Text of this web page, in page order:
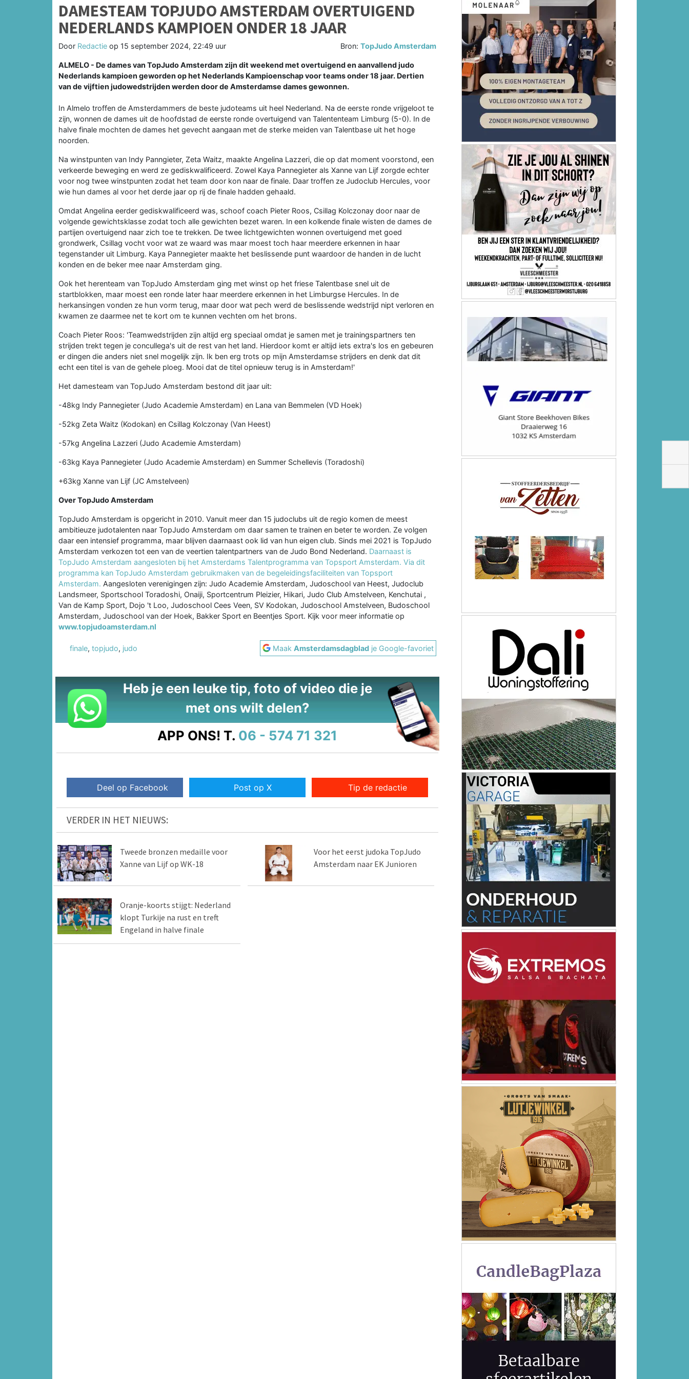
DAMESTEAM TOPJUDO AMSTERDAM OVERTUIGEND
NEDERLANDS KAMPIOEN ONDER 18 JAAR
Door Redactie op 15 september 2024, 22:49 uur Bron:TopJudo Amsterdam
ALMELO - De dames van TopJudo Amsterdam zijn dit weekend met overtuigend en aanvallend judo
Nederlands kampioen geworden op het Nederlands Kampioenschap voor teams onder 18 jaar. Dertien
van de vijftien judowedstrijden werden door de Amsterdamse dames gewonnen.
In Almelo troffen de Amsterdammers de beste judoteams uit heel Nederland. Na de eerste ronde vrijgeloot te
zijn, wonnen de dames uit de hoofdstad de eerste ronde overtuigend van Talententeam Limburg (5-0). In de
halve finale mochten de dames het gevecht aangaan met de sterke meiden van Talentbase uit het hoge
noorden.
Na winstpunten van Indy Panngieter, Zeta Waitz, maakte Angelina Lazzeri, die op dat moment voorstond, een
verkeerde beweging en werd ze gediskwalificeerd. Zowel Kaya Pannegieter als Xanne van Lijf zorgde echter
voor nog twee winstpunten zodat het team door kon naar de finale. Daar troffen ze Judoclub Hercules, voor
wie hun dames al voor het derde jaar op rij de finale hadden gehaald.
Omdat Angelina eerder gediskwalificeerd was, schoof coach Pieter Roos, Csillag Kolczonay door naar de
volgende gewichtsklasse zodat toch alle gewichten bezet waren. In een kolkende finale wisten de dames de
partijen overtuigend naar zich toe te trekken. De twee lichtgewichten wonnen overtuigend met goed
grondwerk, Csillag vocht voor wat ze waard was maar moest toch haar meerdere erkennen in haar
tegenstander uit Limburg. Kaya Pannegieter maakte het beslissende punt waardoor de handen in de lucht
konden en de beker mee naar Amsterdam ging.
Ook het herenteam van TopJudo Amsterdam ging met winst op het friese Talentbase snel uit de
startblokken, maar moest een ronde later haar meerdere erkennen in het Limburgse Hercules. In de
herkansingen vonden ze hun vorm terug, maar door wat pech werd de beslissende wedstrijd nipt verloren en
kwamen ze daarmee net te kort om te kunnen vechten om het brons.
Coach Pieter Roos: 'Teamwedstrijden zijn altijd erg speciaal omdat je samen met je trainingspartners ten
strijden trekt tegen je concullega's uit de rest van het land. Hierdoor komt er altijd iets extra's los en gebeuren
er dingen die anders niet snel mogelijk zijn. Ik ben erg trots op mijn Amsterdamse strijders en denk dat dit
echt een titel is van de gehele ploeg. Mooi dat de titel opnieuw terug is in Amsterdam!'
Het damesteam van TopJudo Amsterdam bestond dit jaar uit:
-48kg Indy Pannegieter (Judo Academie Amsterdam) en Lana van Bemmelen (VD Hoek)
-52kg Zeta Waitz (Kodokan) en Csillag Kolczonay (Van Heest)
-57kg Angelina Lazzeri (Judo Academie Amsterdam)
-63kg Kaya Pannegieter (Judo Academie Amsterdam) en Summer Schellevis (Toradoshi)
+63kg Xanne van Lijf (JC Amstelveen)
Over TopJudo Amsterdam
TopJudo Amsterdam is opgericht in 2010. Vanuit meer dan 15 judoclubs uit de regio komen de meest
ambitieuze judotalenten naar TopJudo Amsterdam om daar samen te trainen en beter te worden. Ze volgen
daar een intensief programma, maar blijven daarnaast ook lid van hun eigen club. Sinds mei 2021 is TopJudo
Amsterdam verkozen tot een van de veertien talentpartners van de Judo Bond Nederland. Daarnaast is
TopJudo Amsterdam aangesloten bij het Amsterdams Talentprogramma van Topsport Amsterdam. Via dit
programma kan TopJudo Amsterdam gebruikmaken van de begeleidingsfaciliteiten van Topsport
Amsterdam. Aangesloten verenigingen zijn: Judo Academie Amsterdam, Judoschool van Heest, Judoclub
Landsmeer, Sportschool Toradoshi, Onaiji, Sportcentrum Pleizier, Hikari, Judo Club Amstelveen, Kenchutai‍ ,
Van de Kamp Sport, Dojo 't Loo, Judoschool Cees Veen, SV Kodokan, Judoschool Amstelveen, Budoschool
Amsterdam, Judoschool van der Hoek, Bakker Sport en Beentjes Sport. Kijk voor meer informatie op
www.topjudoamsterdam.nl
finale, topjudo, judo MaakAmsterdamsdagblad je Google-favoriet
Heb je een leuke tip, foto of video die je
met ons wilt delen?
APP ONS! T. 06 - 574 71 321
Deel op Facebook Post op X Tip de redactie
VERDER IN HET NIEUWS:
Tweede bronzen medaille voor
Xanne van Lijf op WK-18
Voor het eerst judoka TopJudo
Amsterdam naar EK Junioren
Oranje-koorts stijgt: Nederland
klopt Turkije na rust en treft
Engeland in halve finale